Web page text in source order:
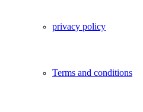
privacy policy
Terms and conditions